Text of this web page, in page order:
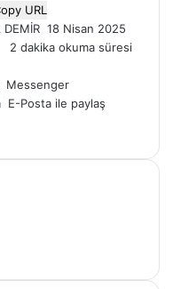
URL
DEMİR Bir
e-
göndermek
18 Nisan 2025
2 dakika okuma süresi
Messenger
E-Posta ile paylaş